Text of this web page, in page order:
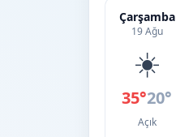
Çarşamba
19 Ağu
☀️
35°20°
Açık